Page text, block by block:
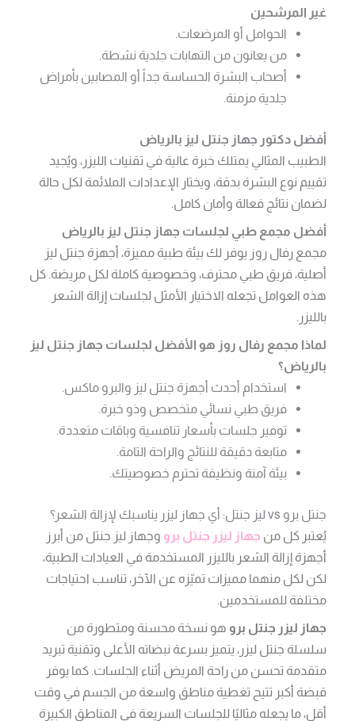
غير المرشحين
الحوامل أو المرضعات.
من يعانون من التهابات جلدية نشطة.
أصحاب البشرة الحساسة جداً أو المصابين بأمراض
جلدية مزمنة.
أفضل دكتور جهاز جنتل ليز بالرياض
الطبيب المثالي يمتلك خبرة عالية في تقنيات الليزر، ويُجيد
تقييم نوع البشرة بدقة، ويختار الإعدادات الملائمة لكل حالة
لضمان نتائج فعالة وأمان كامل.
أفضل مجمع طبي لجلسات جهاز جنتل ليز بالرياض
مجمع رفال روز يوفر لك بيئة طبية مميزة، أجهزة جنتل ليز
أصلية، فريق طبي محترف، وخصوصية كاملة لكل مريضة. كل
هذه العوامل تجعله الاختيار الأمثل لجلسات إزالة الشعر
بالليزر.
لماذا مجمع رفال روز هو الأفضل لجلسات جهاز جنتل ليز
بالرياض؟
استخدام أحدث أجهزة جنتل ليز والبرو ماكس.
فريق طبي نسائي متخصص وذو خبرة.
توفير جلسات بأسعار تنافسية وباقات متعددة.
متابعة دقيقة للنتائج والراحة التامة.
بيئة آمنة ونظيفة تحترم خصوصيتك.
جنتل برو vs ليز جنتل: أي جهاز ليزر يناسبك لإزالة الشعر؟
يُعتبر كل من جهاز ليزر جنتل برو وجهاز ليز جنتل من أبرز
أجهزة إزالة الشعر بالليزر المستخدمة في العيادات الطبية،
لكن لكل منهما مميزات تميّزه عن الآخر، تناسب احتياجات
مختلفة للمستخدمين.
جهاز ليزر جنتل برو هو نسخة محسنة ومتطورة من
سلسلة جنتل ليزر، يتميز بسرعة نبضاته الأعلى وتقنية تبريد
متقدمة تحسن من راحة المريض أثناء الجلسات. كما يوفر
قبضة أكبر تتيح تغطية مناطق واسعة من الجسم في وقت
أقل، ما يجعله مثاليًا للجلسات السريعة في المناطق الكبيرة